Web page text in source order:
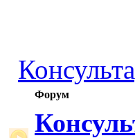
Форум